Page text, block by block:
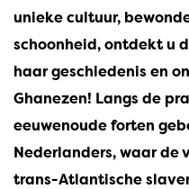
unieke cultuur,
schoonheid, ontdekt u
haar geschiedenis en
Ghanezen! Langs de
eeuwenoude forten
Nederlanders, waar de
trans-Atlantische